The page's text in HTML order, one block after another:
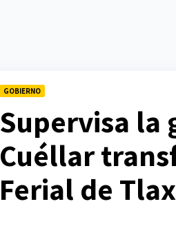
GOBIERNO
Supervisa la
Cuéllar
Ferial de